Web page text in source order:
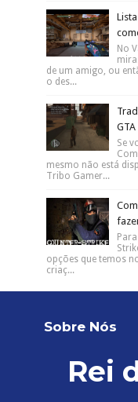
No
de um amigo, ou
o des...
Se
mesmo não está
Tribo Gamer...
opções que temos
criaç...
Sobre Nós
Rei